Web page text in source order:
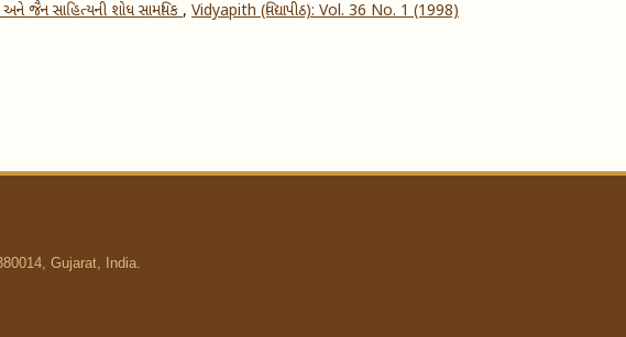
અને જૈન સાહિત્યની શોધ સામયિક, Vidyapith (વિદ્યાપીઠ): Vol. 36 No. 1 (1998)
Gujarat, India.